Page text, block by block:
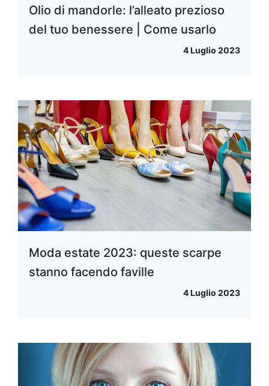
Olio di mandorle: l’alleato prezioso
del tuo benessere | Come usarlo
4 Luglio 2023
Moda estate 2023: queste scarpe
stanno facendo faville
4 Luglio 2023